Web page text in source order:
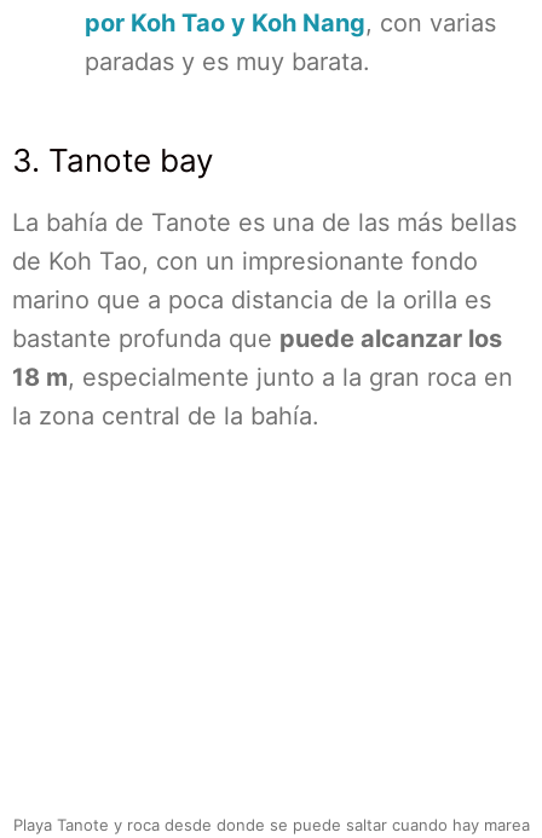
por Koh Tao y Koh Nang, con varias
paradas y es muy barata.
3. Tanote bay
La bahía de Tanote es una de las más bellas
de Koh Tao, con un impresionante fondo
marino que a poca distancia de la orilla es
bastante profunda que puede alcanzar los
18 m, especialmente junto a la gran roca en
la zona central de la bahía.
Playa Tanote y roca desde donde se puede saltar cuando hay marea